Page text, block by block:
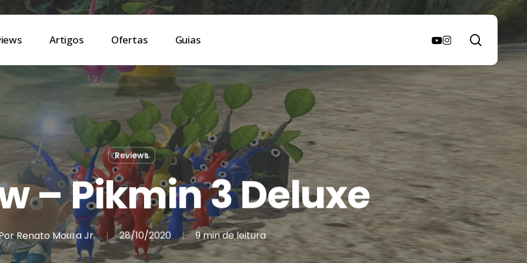
Artigos Ofertas Guias search
youtube
instagram
Reviews
– Pikmin 3 Deluxe
Renato Moura Jr. 28/10/2020 9 min de leitura